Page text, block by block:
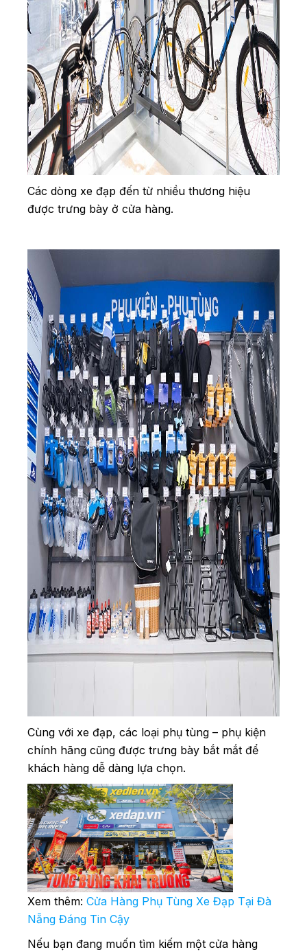
Các dòng xe đạp đến từ nhiều thương hiệu
được trưng bày ở cửa hàng.
Cùng với xe đạp, các loại phụ tùng – phụ kiện
chính hãng cũng được trưng bày bắt mắt để
khách hàng dễ dàng lựa chọn.
Xem thêm: Cửa Hàng Phụ Tùng Xe Đạp Tại Đà
Nẵng Đáng Tin Cậy
Nếu bạn đang muốn tìm kiếm một cửa hàng